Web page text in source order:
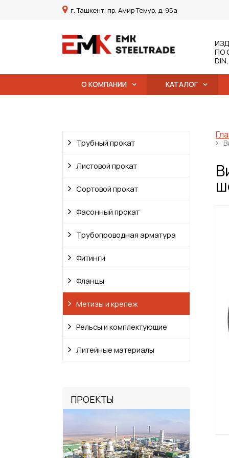
г. Ташкент, пр. Амир Темур, д. 95а
ПО
О КОМПАНИИ КАТАЛОГ
Трубный прокат
Листовой прокат
Сортовой прокат
Фасонный прокат
Трубопроводная арматура
Фитинги
Фланцы
Метизы и крепеж
Рельсы и комплектующие
Литейные материалы
ПРОЕКТЫ